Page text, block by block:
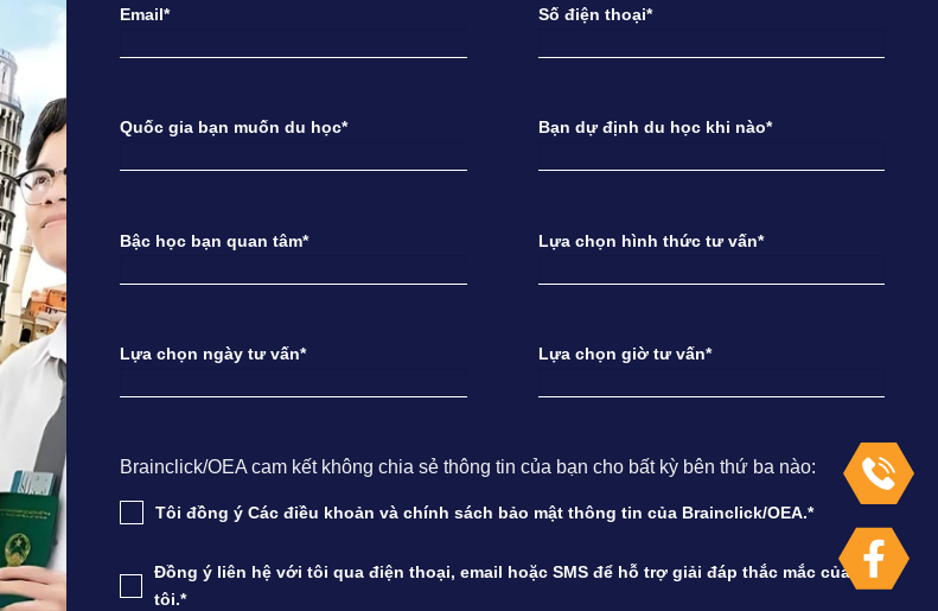
Email* Số điện thoại*
Quốc gia bạn muốn du học* Bạn dự định du học khi nào*
Bậc học bạn quan tâm* Lựa chọn hình thức tư vấn*
Lựa chọn ngày tư vấn* Lựa chọn giờ tư vấn*
Brainclick/OEA cam kết không chia sẻ thông tin của bạn cho bất kỳ bên thứ ba nào:
Tôi đồng ý Các điều khoản và chính sách bảo mật thông tin của Brainclick/OEA.*
Đồng ý liên hệ với tôi qua điện thoại, email hoặc SMS để hỗ trợ giải đáp thắc mắc của
tôi.*